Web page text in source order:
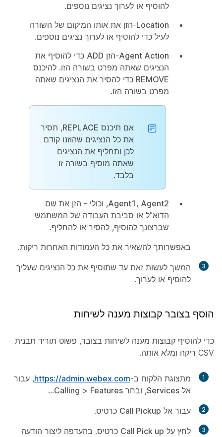
להוסיף או לערוך נציגים נוספים.
Location-הזן את אותו המיקום של השורה
לעיל כדי להוסיף או לערוך נציגים נוספים.
Agent Action-הזן ADD כדי להוסיף את
הנציגים שאתה מפרט בשורה הזו. להיכנס
REMOVE כדי להסיר את הנציגים שאתה
מפרט בשורה הזו.
אם תיכנס REPLACE, תסיר
את כל הנציגים שהוזנו קודם
לכן ותחליף את הנציגים
שאתה מוסיף בשורה זו
בלבד.
Agent1 , Agent2
, וכולי - הזן את שם
הדוא"ל או סביבת העבודה של המשתמש
שברצונך להוסיף, להסיר או להחליף.
באפשרותך להשאיר את כל העמודות האחרות ריקות.
3
המשך לעשות זאת עד שתוסיף את כל הנציגים שעליך
להוסיף או לערוך.
הוסף בצובר קבוצות מענה לשיחות
כדי להוסיף קבוצות מענה לשיחות בצובר, פשוט תוריד תבנית
CSV ריקה ומלא אותה.
1 מתצוגת הלקוח ב-https://admin.webex.com, עבור
אל Services, ובחר Calling > Features
...
2 עבור אל Call Pickup כרטיס.
3 לחץ על Call Pick up כרטיס. בהעדפה ליצור הודעה